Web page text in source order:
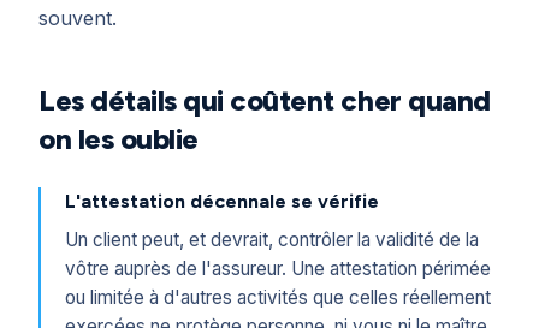
souvent.
Les détails qui coûtent cher quand
on les oublie
L'attestation décennale se vérifie
Un client peut, et devrait, contrôler la validité de la
vôtre auprès de l'assureur. Une attestation périmée
ou limitée à d'autres activités que celles réellement